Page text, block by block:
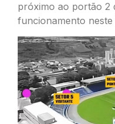
próximo ao portão 2
funcionamento neste